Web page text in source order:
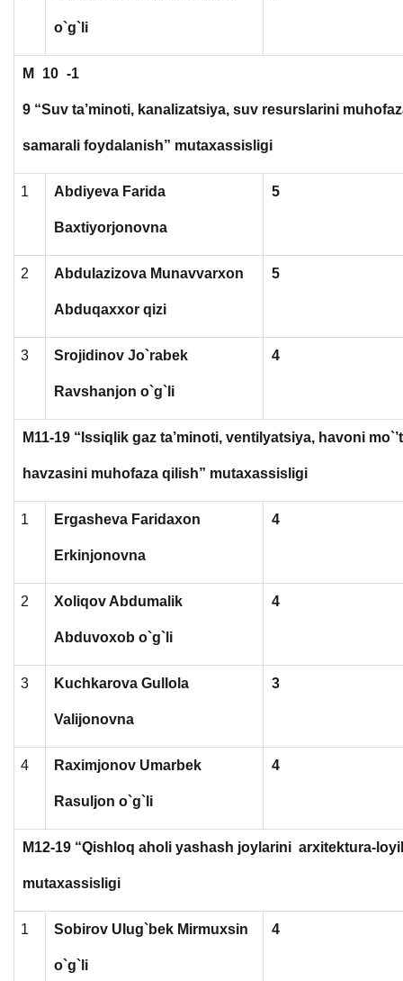
o`g`li
M 10 -1
9 “Suv ta’minoti, kanalizatsiya, suv resurslarini
samarali foydalanish” mutaxassisligi
1 Abdiyeva Farida
Baxtiyorjonovna
5
2 Abdulazizova Munavvarxon
Abduqaxxor qizi
5
3 Srojidinov Jo`rabek
Ravshanjon o`g`li
4
M11-19 “Issiqlik gaz ta’minoti, ventilyatsiya, havoni
havzasini muhofaza qilish” mutaxassisligi
1 Ergasheva Faridaxon
Erkinjonovna
4
2 Xoliqov Abdumalik
Abduvoxob o`g`li
4
3 Kuchkarova Gullola
Valijonovna
3
4 Raximjonov Umarbek
Rasuljon o`g`li
4
M12-19 “Qishloq aholi yashash joylarini arxitektura-
mutaxassisligi
1 Sobirov Ulug`bek Mirmuxsin
o`g`li
4